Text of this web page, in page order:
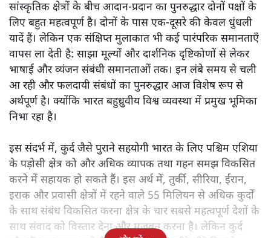
सांस्कृतिक क्षेत्रों के बीच आदान-प्रदान का पुनरुद्धार दोनों पक्षों के
लिए बहुत महत्वपूर्ण है। दोनों के पास एक-दूसरे की केवल धुंधली
यादें हैं। लेकिन एक संक्षिप्त मुलाकात भी कई पारंपरिक समानताएँ
वापस ला देती है: साझा मूल्यों और दार्शनिक दृष्टिकोणों से लेकर
भाषाई और व्यंजन संबंधी समानताओं तक। इन लंबे समय से चली
आ रही और फलदायी संबंधों का पुनरुद्धार आज विशेष रूप से
अर्थपूर्ण है। क्योंकि भारत बहुध्रुवीय विश्व व्यवस्था में प्रमुख भूमिका
निभा रहा है।
इस संदर्भ में, कुर्द जैसे पुराने सहयोगी भारत के लिए पश्चिम एशिया
के पड़ोसी क्षेत्र को और अधिक व्यापक तथा गहन समझ विकसित
करने में सहायक हो सकते हैं। इस अर्थ में, तुर्की, सीरिया, ईरान,
इराक और प्रवासी क्षेत्रों में रहने वाले 55 मिलियन से अधिक कुर्दों
के साथ संबंध विकसित करना क्षेत्र के चार सबसे महत्वपूर्ण देशों के
साथ संवाद को विस्तार देना और मजबूत करना है। लेकिन कुर्द